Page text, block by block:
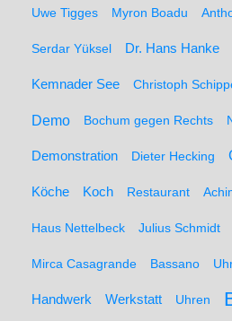
Uwe Tigges Myron Boadu
Serdar Yüksel Dr. Hans Hanke
Kemnader See Christoph
Demo Bochum gegen Rechts
Demonstration Dieter Hecking
Köche Koch Restaurant
Haus Nettelbeck Julius Schmidt
Mirca Casagrande Bassano
Handwerk Werkstatt Uhren